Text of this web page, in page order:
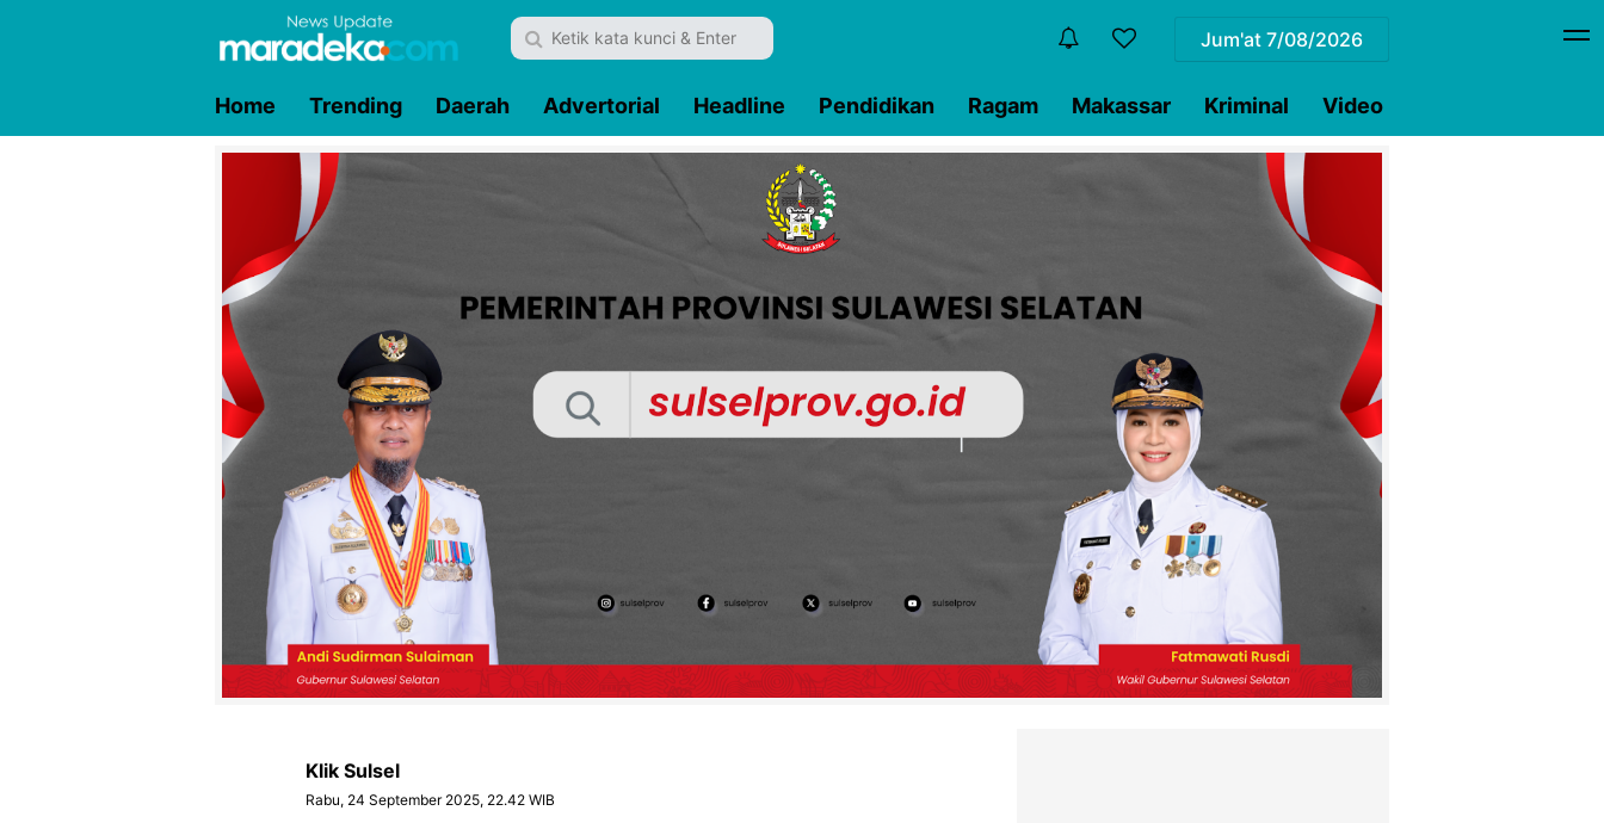
Jum'at 7/08/2026
Home Trending Daerah Advertorial Headline Pendidikan Ragam Makassar Kriminal Video
Klik Sulsel
Rabu, 24 September 2025, 22.42 WIB